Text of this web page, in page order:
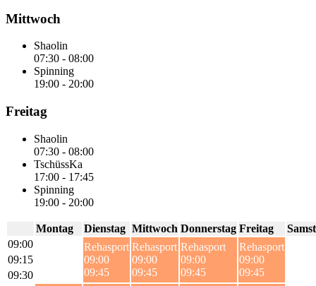
Mittwoch
Shaolin
07:30 - 08:00
Spinning
19:00 - 20:00
Freitag
Shaolin
07:30 - 08:00
TschüssKa
17:00 - 17:45
Spinning
19:00 - 20:00
Montag Dienstag Mittwoch Donnerstag Freitag
09:00
Rehasport
09:00
09:45
Rehasport
09:00
09:45
Rehasport
09:00
09:45
Rehasport
09:00
09:45
09:15
09:30